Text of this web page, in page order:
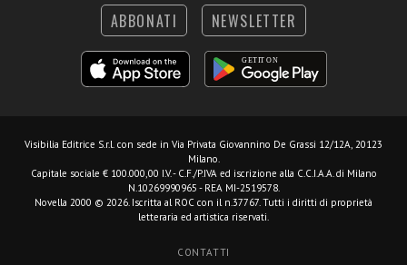
ABBONATI NEWSLETTER
Visibilia Editrice S.r.l. con sede in Via Privata Giovannino De Grassi 12/12A, 20123
Milano.
Capitale sociale € 100.000,00 I.V. - C.F./P.IVA ed iscrizione alla C.C.I.A.A. di Milano
N.10269990965 - REA MI-2519578.
Novella 2000 © 2026. Iscritta al ROC con il n.37767. Tutti i diritti di proprietà
letteraria ed artistica riservati.
CONTATTI